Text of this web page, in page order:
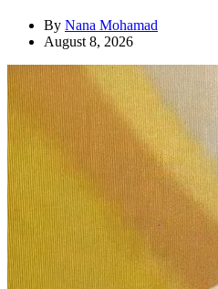
By Nana Mohamad
August 8, 2026